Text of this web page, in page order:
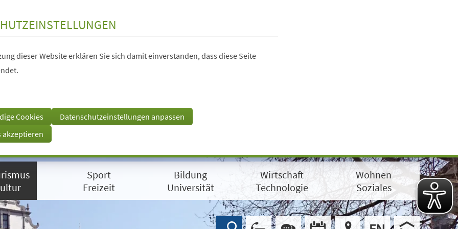
dieser Website erklären Sie sich damit einverstanden, dass diese Seite
Cookies
Datenschutzeinstellungen anpassen
akzeptieren
Sport
Freizeit
Bildung
Universität
Wirtschaft
Technologie
Wohnen
Soziales